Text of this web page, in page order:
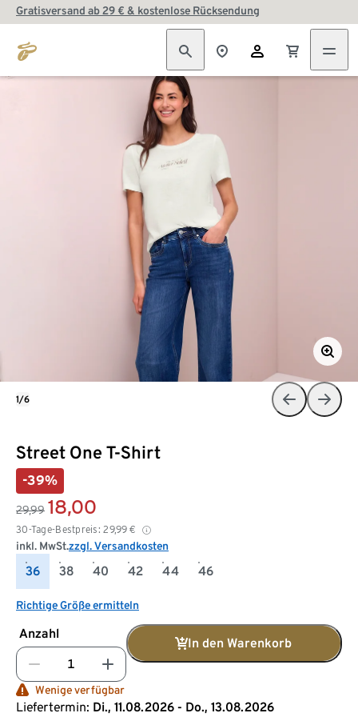
Gratisversand ab 29 € & kostenlose Rücksendung
Street One T-Shirt
-39%
29,99 18,00
30-Tage-Bestpreis: 29,99 €
inkl. MwSt.zzgl. Versandkosten
36 38 40 42 44 46
Richtige Größe ermitteln
Anzahl
In den Warenkorb
Wenige verfügbar
Liefertermin: Di., 11.08.2026 - Do., 13.08.2026
1/6